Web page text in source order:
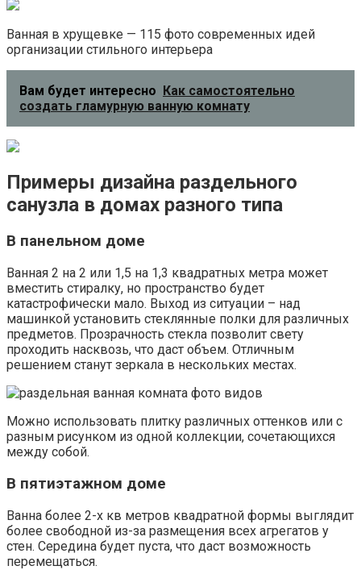
Ванная в хрущевке — 115 фото современных идей
организации стильного интерьера
Вам будет интересно Как самостоятельно
создать гламурную ванную комнату
Примеры дизайна раздельного
санузла в домах разного типа
В панельном доме
Ванная 2 на 2 или 1,5 на 1,3 квадратных метра может
вместить стиралку, но пространство будет
катастрофически мало. Выход из ситуации – над
машинкой установить стеклянные полки для различных
предметов. Прозрачность стекла позволит свету
проходить насквозь, что даст объем. Отличным
решением станут зеркала в нескольких местах.
Можно использовать плитку различных оттенков или с
разным рисунком из одной коллекции, сочетающихся
между собой.
В пятиэтажном доме
Ванна более 2-х кв метров квадратной формы выглядит
более свободной из-за размещения всех агрегатов у
стен. Середина будет пуста, что даст возможность
перемещаться.